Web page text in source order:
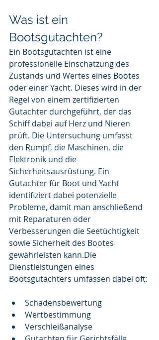
Was ist ein
Bootsgutachten?
Ein Bootsgutachten ist eine
professionelle Einschätzung des
Zustands und Wertes eines Bootes
oder einer Yacht. Dieses wird in der
Regel von einem zertifizierten
Gutachter durchgeführt, der das
Schiff dabei auf Herz und Nieren
prüft. Die Untersuchung umfasst
den Rumpf, die Maschinen, die
Elektronik und die
Sicherheitsausrüstung. Ein
Gutachter für Boot und Yacht
identifiziert dabei potenzielle
Probleme, damit man anschließend
mit Reparaturen oder
Verbesserungen die Seetüchtigkeit
sowie Sicherheit des Bootes
gewährleisten kann.Die
Dienstleistungen eines
Bootsgutachters umfassen dabei oft:
Schadensbewertung
Wertbestimmung
Verschleißanalyse